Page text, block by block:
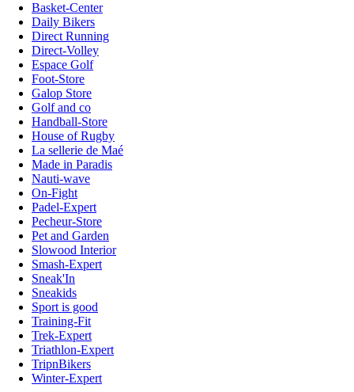
Basket-Center
Daily Bikers
Direct Running
Direct-Volley
Espace Golf
Foot-Store
Galop Store
Golf and co
Handball-Store
House of Rugby
La sellerie de Maé
Made in Paradis
Nauti-wave
On-Fight
Padel-Expert
Pecheur-Store
Pet and Garden
Slowood Interior
Smash-Expert
Sneak'In
Sneakids
Sport is good
Training-Fit
Trek-Expert
Triathlon-Expert
TripnBikers
Winter-Expert